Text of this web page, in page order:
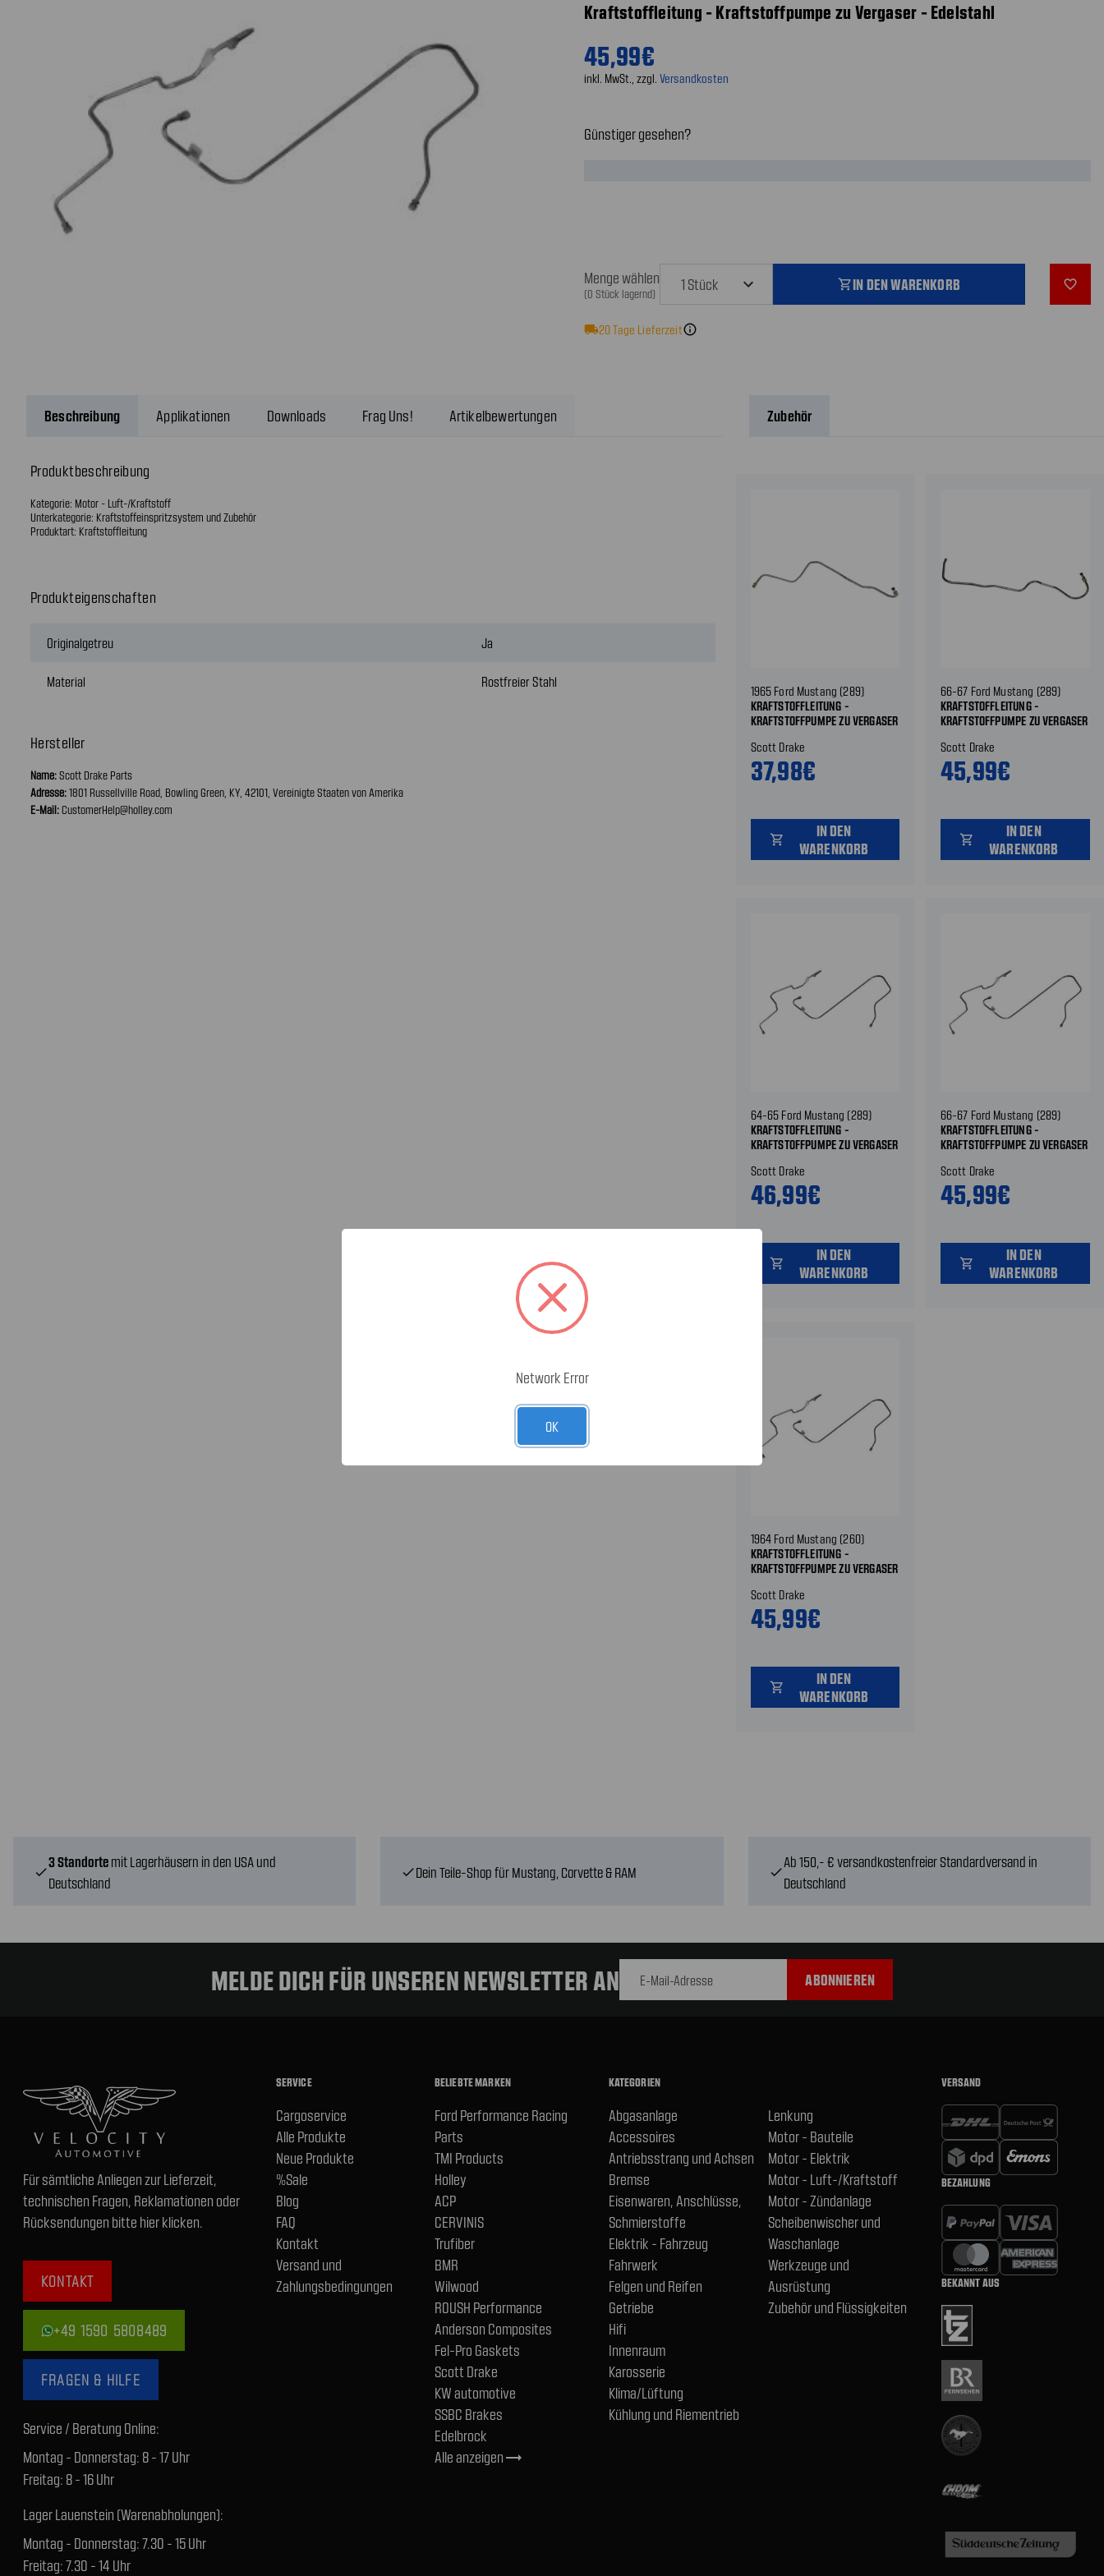
Kraftstoffleitung - Kraftstoffpumpe zu Vergaser - Edelstahl
45,99€
inkl. MwSt., zzgl. Versandkosten
Günstiger gesehen?
Menge wählen
(0 Stück lagernd)
shopping_cartIN DEN WARENKORB favorite_outline
local_shipping20Tage Lieferzeitinfo
Beschreibung Applikationen Downloads Frag Uns! Artikelbewertungen
Produktbeschreibung
Kategorie: Motor - Luft-/Kraftstoff
Unterkategorie: Kraftstoffeinspritzsystem und Zubehör
Produktart: Kraftstoffleitung
Produkteigenschaften
Originalgetreu Ja
Material Rostfreier Stahl
Hersteller
Name:Scott Drake Parts
Adresse:1801 Russellville Road, Bowling Green, KY, 42101, Vereinigte Staaten von Amerika
E-Mail:CustomerHelp@holley.com
Zubehör
1965 Ford Mustang (289)
KRAFTSTOFFLEITUNG -
KRAFTSTOFFPUMPE ZU VERGASER
Scott Drake
37,98€
shopping_cart
IN DEN
WARENKORB
66-67 Ford Mustang (289)
KRAFTSTOFFLEITUNG -
KRAFTSTOFFPUMPE ZU VERGASER
Scott Drake
45,99€
shopping_cart
IN DEN
WARENKORB
64-65 Ford Mustang (289)
KRAFTSTOFFLEITUNG -
KRAFTSTOFFPUMPE ZU VERGASER
EDELSTAHL
Scott Drake
46,99€
shopping_cart
IN DEN
WARENKORB
66-67 Ford Mustang (289)
KRAFTSTOFFLEITUNG -
KRAFTSTOFFPUMPE ZU VERGASER
EDELSTAHL
Scott Drake
45,99€
shopping_cart
IN DEN
WARENKORB
1964 Ford Mustang (260)
KRAFTSTOFFLEITUNG -
KRAFTSTOFFPUMPE ZU VERGASER
Scott Drake
45,99€
shopping_cart
IN DEN
WARENKORB
check
3 Standorte mit Lagerhäusern in den USA und
Deutschland
checkDein Teile-Shop für Mustang, Corvette & RAM check
Ab 150,- € versandkostenfreier Standardversand in
Deutschland
MELDE DICH FÜR UNSEREN NEWSLETTER AN
Für sämtliche Anliegen zur Lieferzeit,
technischen Fragen, Reklamationen oder
Rücksendungen bitte hier klicken.
KONTAKT
+49 1590 5808489
FRAGEN & HILFE
Service / Beratung Online:
Montag - Donnerstag: 8 - 17 Uhr
Freitag: 8 - 16 Uhr
Lager Lauenstein (Warenabholungen):
Montag - Donnerstag: 7.30 - 15 Uhr
Freitag: 7.30 - 14 Uhr
SERVICE
Cargoservice
Alle Produkte
Neue Produkte
%Sale
Blog
FAQ
Kontakt
Versand und
Zahlungsbedingungen
BELIEBTE MARKEN
Ford Performance Racing
Parts
TMI Products
Holley
ACP
CERVINIS
Trufiber
BMR
Wilwood
ROUSH Performance
Anderson Composites
Fel-Pro Gaskets
Scott Drake
KW automotive
SSBC Brakes
Edelbrock
Alle anzeigentrending_flat
KATEGORIEN
Abgasanlage
Accessoires
Antriebsstrang und Achsen
Bremse
Eisenwaren, Anschlüsse,
Schmierstoffe
Elektrik - Fahrzeug
Fahrwerk
Felgen und Reifen
Getriebe
Hifi
Innenraum
Karosserie
Klima/Lüftung
Kühlung und Riementrieb
Lenkung
Motor - Bauteile
Motor - Elektrik
Motor - Luft-/Kraftstoff
Motor - Zündanlage
Scheibenwischer und
Waschanlage
Werkzeuge und
Ausrüstung
Zubehör und Flüssigkeiten
VERSAND
BEZAHLUNG
BEKANNT AUS
Network Error
OK